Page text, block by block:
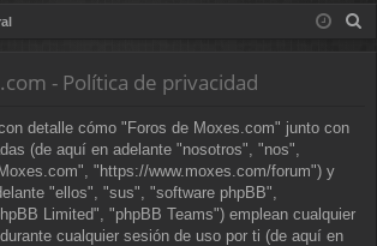
nt
- Política de privacidad
detalle cómo "Foros de Moxes.com" junto con
(de aquí en adelante "nosotros", "nos",
"https://www.moxes.com/forum") y
"ellos", "sus", "software phpBB",
Limited", "phpBB Teams") emplean cualquier
cualquier sesión de uso por ti (de aquí en